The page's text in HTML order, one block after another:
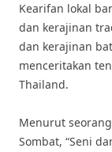
Kearifan lokal
dan kerajinan
dan kerajinan
menceritakan
Thailand.
Menurut
Sombat, “Seni